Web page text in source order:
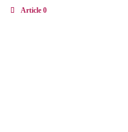
Article 0